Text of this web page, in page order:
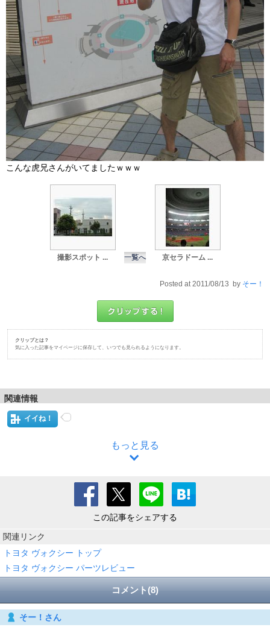
こんな虎兄さんがいてましたｗｗｗ
撮影スポット ... 一覧へ 京セラドーム ...
Posted at 2011/08/13 by そー！
クリップとは？
気に入った記事をマイページに保存して、いつでも見られるようになります。
関連情報
イイね！
もっと見る
この記事をシェアする
関連リンク
トヨタ ヴォクシー トップ
トヨタ ヴォクシー パーツレビュー
コメント(8)
そー！さん